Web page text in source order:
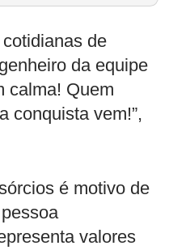
de
da equipe
calma! Quem
conquista vem!”,
é motivo de
valores